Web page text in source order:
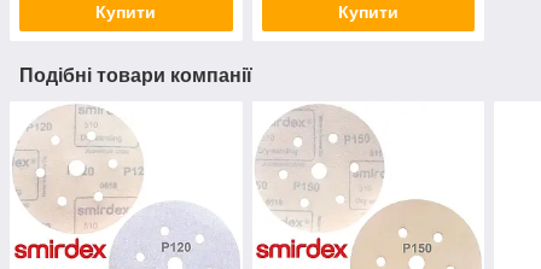
Купити Купити
Подібні товари компанії